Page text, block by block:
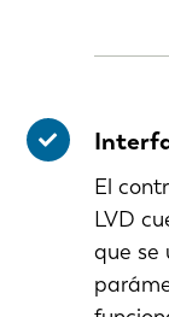
El
LVD
que se